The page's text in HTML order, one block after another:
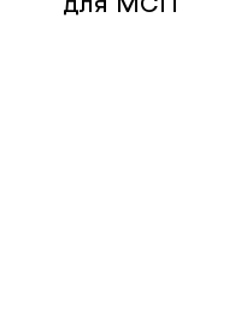
для МСП